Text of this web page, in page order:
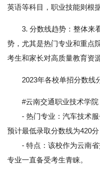
英语等科目，职业技能则根
3. 分数线趋势：整体来
势，尤其是热门专业和重点
考生和家长对高质量教育资
2023年各校单招分数线
#云南交通职业技术学院
- 热门专业：汽车技术服
预计最低录取分数线为420分
- 特点：该校作为云南省
专业一直备受考生青睐。